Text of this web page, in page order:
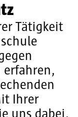
Tätigkeit
erfahren,
Ihrer
uns dabei,